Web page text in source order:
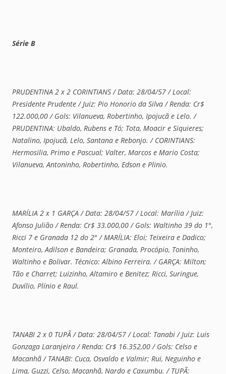
Série B
PRUDENTINA 2 x 2 CORINTIANS / Data: 28/04/57 / Local:
Presidente Prudente / Juiz: Pio Honorio da Silva / Renda: Cr$
122.000,00 / Gols: Vilanueva, Robertinho, Ipojucã e Lelo. /
PRUDENTINA: Ubaldo, Rubens e Tó; Tota, Moacir e Siquieres;
Natalino, Ipojucã, Lelo, Santana e Rebonjo. / CORINTIANS:
Hermosilia, Primo e Pascual; Valter, Marcos e Mario Costa;
Vilanueva, Antoninho, Robertinho, Edson e Plinio.
MARÍLIA 2 x 1 GARÇA / Data: 28/04/57 / Local: Marília / Juiz:
Afonso Julião / Renda: Cr$ 33.000,00 / Gols: Waltinho 39 do 1°,
Ricci 7 e Granada 12 do 2° / MARÍLIA: Eloi; Teixeira e Dadico;
Monteiro, Adilson e Bandeira; Granada, Procópio, Toninho,
Waltinho e Bolivar. Técnico: Albino Ferreira. / GARÇA: Milton;
Tão e Charret; Luizinho, Altamiro e Benitez; Ricci, Suringue,
Duvílio, Plínio e Raul.
TANABI 2 x 0 TUPÃ / Data: 28/04/57 / Local: Tanabi / Juiz: Luis
Gonzaga Laranjeira / Renda: Cr$ 16.352,00 / Gols: Celso e
Macanhã / TANABI: Cuca, Osvaldo e Valmir; Rui, Neguinho e
Lima, Guzzi, Celso, Macanhã, Nardo e Caxumbu. / TUPÃ: